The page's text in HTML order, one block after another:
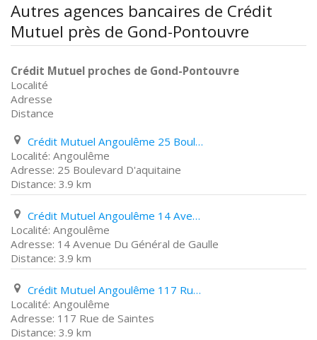
Autres agences bancaires de Crédit
Mutuel près de Gond-Pontouvre
Crédit Mutuel proches de Gond-Pontouvre
Localité
Adresse
Distance
Crédit Mutuel Angoulême 25 Boulevard D'aquitaine
Angoulême
25 Boulevard D'aquitaine
3.9 km
Crédit Mutuel Angoulême 14 Avenue Du Général de Gaulle
Angoulême
14 Avenue Du Général de Gaulle
3.9 km
Crédit Mutuel Angoulême 117 Rue de Saintes
Angoulême
117 Rue de Saintes
3.9 km